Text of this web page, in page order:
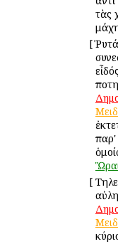
τὰς
[
παρ'
[